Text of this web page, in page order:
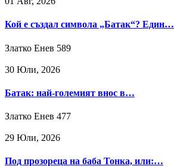
Кой е създал символа „Батак“? Един…
Златко Енев 589
30 Юли, 2026
Батак: най-големият внос в…
Златко Енев 477
29 Юли, 2026
Под прозореца на баба Тонка, или:…